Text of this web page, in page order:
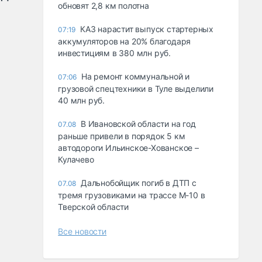
обновят 2,8 км полотна
07:19 КАЗ нарастит выпуск стартерных
аккумуляторов на 20% благодаря
инвестициям в 380 млн руб.
07:06 На ремонт коммунальной и
грузовой спецтехники в Туле выделили
40 млн руб.
07.08 В Ивановской области на год
раньше привели в порядок 5 км
автодороги Ильинское-Хованское –
Кулачево
07.08 Дальнобойщик погиб в ДТП с
тремя грузовиками на трассе М-10 в
Тверской области
Все новости